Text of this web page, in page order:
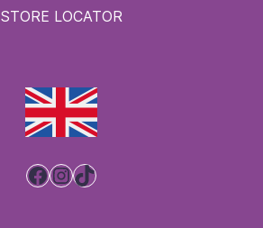
STORE LOCATOR
Facebook
Instagram
TikTok